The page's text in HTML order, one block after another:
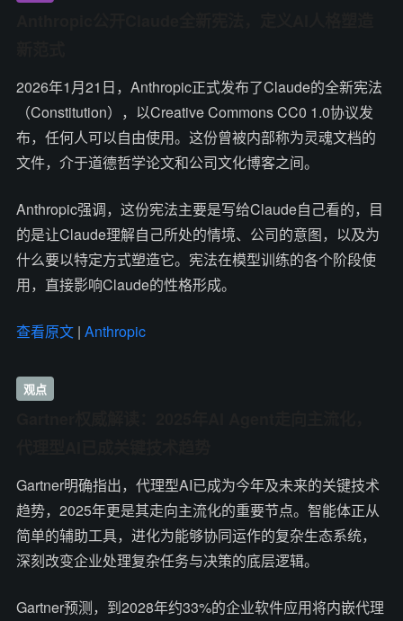
2026年1月21日，Anthropic正式发布了Claude的全新宪法
（Constitution），以Creative Commons CC0 1.0协议发
布，任何人可以自由使用。这份曾被内部称为灵魂文档的
文件，介于道德哲学论文和公司文化博客之间。
Anthropic强调，这份宪法主要是写给Claude自己看的，目
的是让Claude理解自己所处的情境、公司的意图，以及为
什么要以特定方式塑造它。宪法在模型训练的各个阶段使
用，直接影响Claude的性格形成。
查看原文 | Anthropic
观点
Gartner明确指出，代理型AI已成为今年及未来的关键技术
趋势，2025年更是其走向主流化的重要节点。智能体正从
简单的辅助工具，进化为能够协同运作的复杂生态系统，
深刻改变企业处理复杂任务与决策的底层逻辑。
Gartner预测，到2028年约33%的企业软件应用将内嵌代理